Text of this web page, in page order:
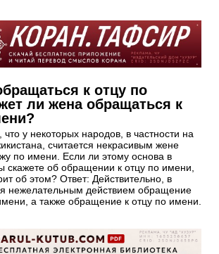
к отцу по
ли жена обращаться к
у некоторых народов, в частности на
считается некрасивым жене
по имени. Если ли этому основа в
скажете об обращении к отцу по имени,
об этом? Ответ: Действительно, в
нежелательным действием обращение
а также обращение к отцу по имени.